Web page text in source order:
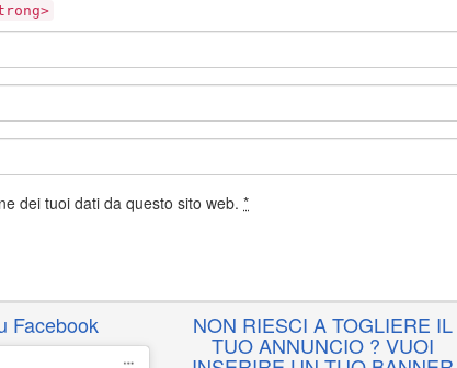
dei tuoi dati da questo sito web. *
Facebook NON RIESCI A TOGLIERE IL
TUO ANNUNCIO ? VUOI